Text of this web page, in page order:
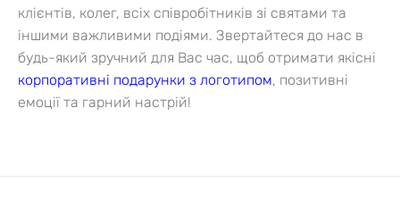
клієнтів, колег, всіх співробітників зі святами та
іншими важливими подіями. Звертайтеся до нас в
будь-який зручний для Вас час, щоб отримати якісні
корпоративні подарунки з логотипом, позитивні
емоції та гарний настрій!